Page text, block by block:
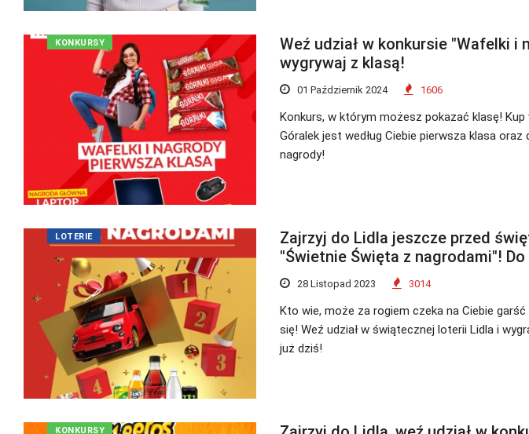
KONKURSY
Weź udział w konkursie "Wafelki i
wygrywaj z klasą!
01 Październik 2024 1606
Konkurs, w którym możesz pokazać klasę!
Góralek jest według Ciebie pierwsza klasa
nagrody!
LOTERIE
Zajrzyj do Lidla jeszcze przed
"Świetnie Święta z nagrodami"!
28 Listopad 2023 3014
Kto wie, może za rogiem czeka na Ciebie
się! Weź udział w świątecznej loterii Lidla i
już dziś!
KONKURSY